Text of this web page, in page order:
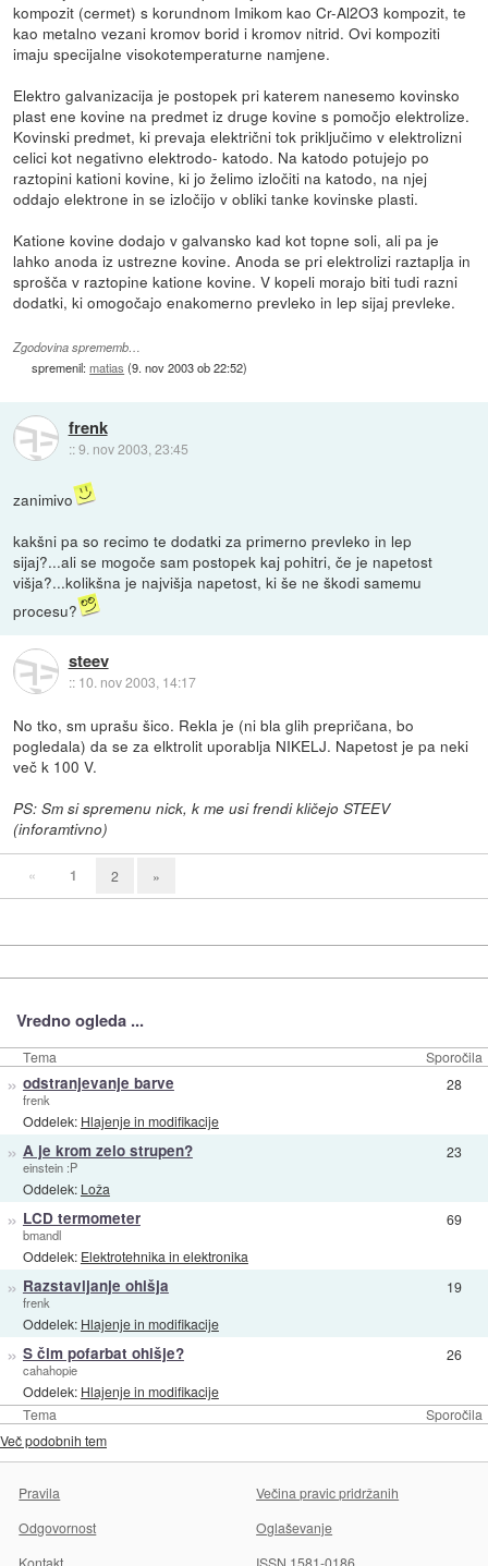
kompozit (cermet) s korundnom Imikom kao Cr-Al2O3 kompozit, te
kao metalno vezani kromov borid i kromov nitrid. Ovi kompoziti
imaju specijalne visokotemperaturne namjene.
Elektro galvanizacija je postopek pri katerem nanesemo kovinsko
plast ene kovine na predmet iz druge kovine s pomočjo elektrolize.
Kovinski predmet, ki prevaja električni tok priključimo v elektrolizni
celici kot negativno elektrodo- katodo. Na katodo potujejo po
raztopini kationi kovine, ki jo želimo izločiti na katodo, na njej
oddajo elektrone in se izločijo v obliki tanke kovinske plasti.
Katione kovine dodajo v galvansko kad kot topne soli, ali pa je
lahko anoda iz ustrezne kovine. Anoda se pri elektrolizi raztaplja in
sprošča v raztopine katione kovine. V kopeli morajo biti tudi razni
dodatki, ki omogočajo enakomerno prevleko in lep sijaj prevleke.
Zgodovina sprememb…
spremenil:matias (9. nov 2003 ob 22:52)
frenk
::9. nov 2003, 23:45
zanimivo
kakšni pa so recimo te dodatki za primerno prevleko in lep
sijaj?...ali se mogoče sam postopek kaj pohitri, če je napetost
višja?...kolikšna je najvišja napetost, ki še ne škodi samemu
procesu?
steev
:: 10. nov 2003, 14:17
No tko, sm uprašu šico. Rekla je (ni bla glih prepričana, bo
pogledala) da se za elktrolit uporablja NIKELJ. Napetost je pa neki
več k 100 V.
PS: Sm si spremenu nick, k me usi frendi kličejo STEEV
(inforamtivno)
« 1 2 »
Vredno ogleda ...
Tema Sporočila
Tema Sporočila
» odstranjevanje barve
frenk
Oddelek: Hlajenje in modifikacije
28
» A je krom zelo strupen?
einstein :P
Oddelek: Loža
23
» LCD termometer
bmandl
Oddelek: Elektrotehnika in elektronika
69
» Razstavljanje ohišja
frenk
Oddelek: Hlajenje in modifikacije
19
» S čim pofarbat ohišje?
cahahopie
Oddelek: Hlajenje in modifikacije
26
Več podobnih tem
Pravila
Večina pravic pridržanih
Odgovornost
Oglaševanje